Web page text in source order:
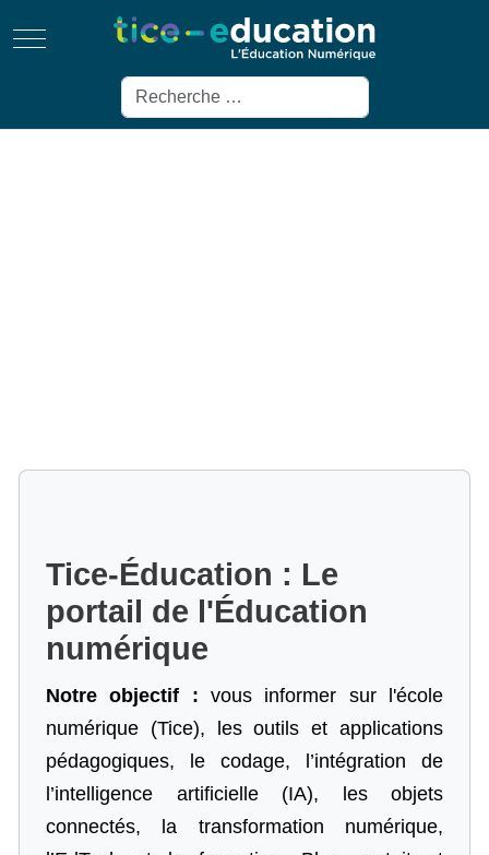
Mobile Menu Toggle
Rechercher
Tice-Éducation : Le
portail de l'Éducation
numérique
Notre objectif : vous informer sur l'école
numérique (Tice), les outils et applications
pédagogiques, le codage,
l’intégration de
l’intelligence artificielle (IA), les objets
connectés, la transformation numérique,